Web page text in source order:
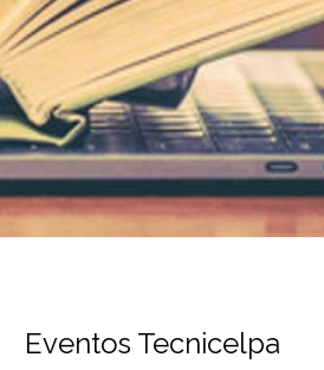
Eventos Tecnicelpa